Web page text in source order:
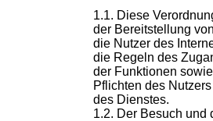
Diese
der Bereitstellung
die Nutzer des
die Regeln des
der Funktionen
Pflichten des
des Dienstes.
Der Besuch und